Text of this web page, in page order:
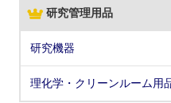
研究管理用品
研究機器
理化学・クリーンルーム用